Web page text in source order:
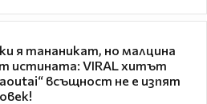
я тананикат, но малцина
истината: VIRAL хитът
всъщност не е изпят